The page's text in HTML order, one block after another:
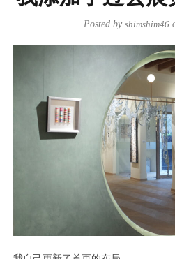
Posted by shimshim46